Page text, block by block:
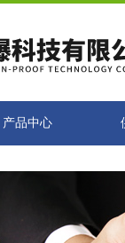
产品中心